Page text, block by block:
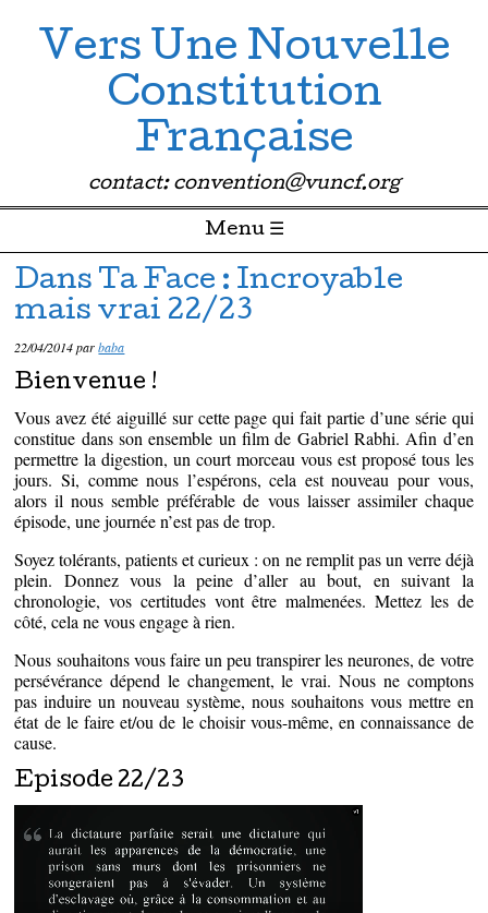
Vers Une Nouvelle
Constitution
Française
contact: convention@vuncf.org
Menu ☰
Passer directement au contenu
Dans Ta Face : Incroyable
mais vrai 22/23
22/04/2014parbaba
Bienvenue !
Vous avez été aiguillé sur cette page qui fait partie d’une série qui
constitue dans son ensemble un film de Gabriel Rabhi. Afin d’en
permettre la digestion, un court morceau vous est proposé tous les
jours. Si, comme nous l’espérons, cela est nouveau pour vous,
alors il nous semble préférable de vous laisser assimiler chaque
épisode, une journée n’est pas de trop.
Soyez tolérants, patients et curieux : on ne remplit pas un verre déjà
plein. Donnez vous la peine d’aller au bout, en suivant la
chronologie, vos certitudes vont être malmenées. Mettez les de
côté, cela ne vous engage à rien.
Nous souhaitons vous faire un peu transpirer les neurones, de votre
persévérance dépend le changement, le vrai. Nous ne comptons
pas induire un nouveau système, nous souhaitons vous mettre en
état de le faire et/ou de le choisir vous-même, en connaissance de
cause.
Episode 22/23